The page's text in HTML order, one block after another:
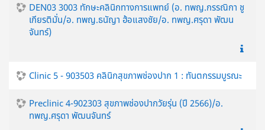
DEN03 3003 ทักษะคลินิกทางการแพทย์ (อ. ทพญ.กรรณิกา ชู
เกียรติมั่น/อ. ทพญ.ธนัญา ฮ้อแสงชัย/อ. ทพญ.ศรุดา พัฒน
จันทร์)
Clinic 5 - 903503 คลินิกสุขภาพช่องปาก 1 : ทันตกรรมบูรณะ
Preclinic 4-902303 สุขภาพช่องปากวัยรุ่น (ปี 2566)/อ.
ทพญ.ศรุดา พัฒนจันทร์